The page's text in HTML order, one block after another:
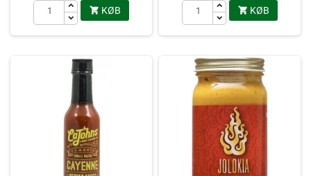
 KØB  KØB